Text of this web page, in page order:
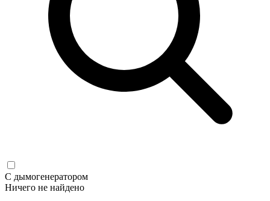
С дымогенератором
Ничего не найдено